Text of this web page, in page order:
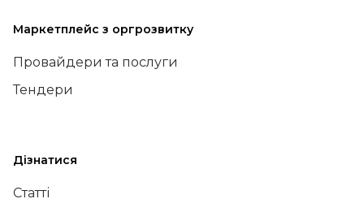
Маркетплейс з оргрозвитку
Провайдери та послуги
Тендери
Дізнатися
Статті